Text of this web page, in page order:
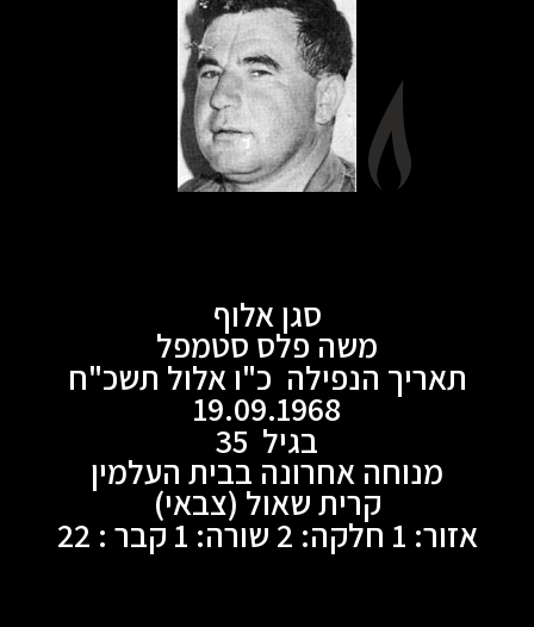
סגן אלוף
משה פלס סטמפל
תאריך הנפילה כ"ו אלול תשכ"ח
19.09.1968
בגיל 35
מנוחה אחרונה בבית העלמין
קרית שאול (צבאי)
אזור: 1 חלקה: 2 שורה: 1 קבר : 22